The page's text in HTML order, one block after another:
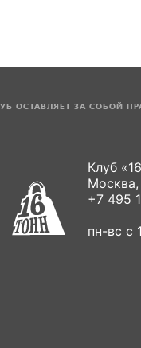
ОСТАВЛЯЕТ ЗА СОБОЙ
Клуб
Москва,
+7 495
пн-вс с